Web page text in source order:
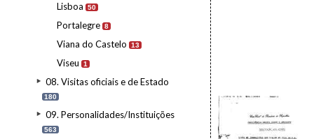
Lisboa 50
Portalegre 8
Viana do Castelo 13
Viseu 1
08. Visitas oficiais e de Estado
180
09. Personalidades/Instituições
563